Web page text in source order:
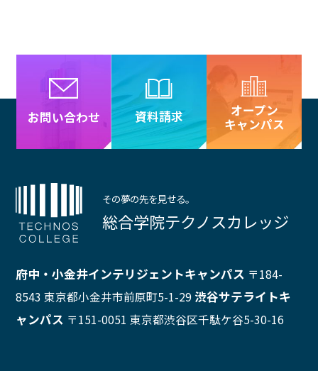
お問い合わせ 資料請求
オープン
キャンパス
その夢の先を見せる。
総合学院テクノスカレッジ
府中・小金井インテリジェントキャンパス 〒184-
8543 東京都小金井市前原町5-1-29 渋谷サテライトキ
ャンパス 〒151-0051 東京都渋谷区千駄ケ谷5-30-16